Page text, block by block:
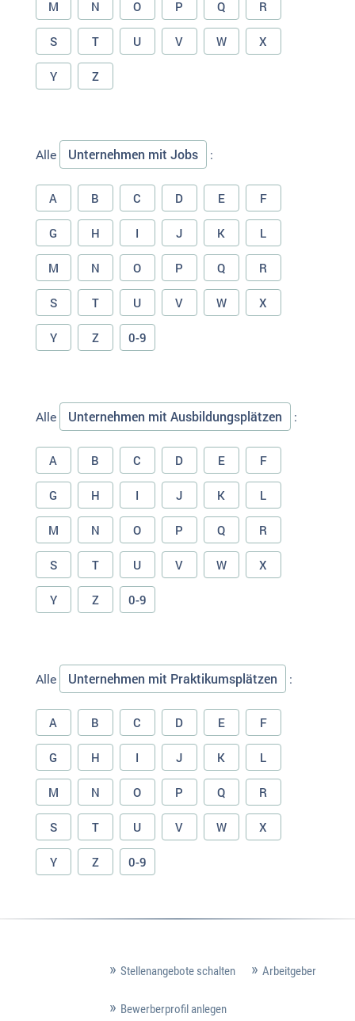
M N O P Q R
S T U V W X
Y Z
Alle Unternehmen mit Jobs :
A B C D E F
G H I J K L
M N O P Q R
S T U V W X
Y Z 0-9
Alle Unternehmen mit Ausbildungsplätzen :
A B C D E F
G H I J K L
M N O P Q R
S T U V W X
Y Z 0-9
Alle Unternehmen mit Praktikumsplätzen :
A B C D E F
G H I J K L
M N O P Q R
S T U V W X
Y Z 0-9
Stellenangebote schalten Arbeitgeber
Bewerberprofil anlegen